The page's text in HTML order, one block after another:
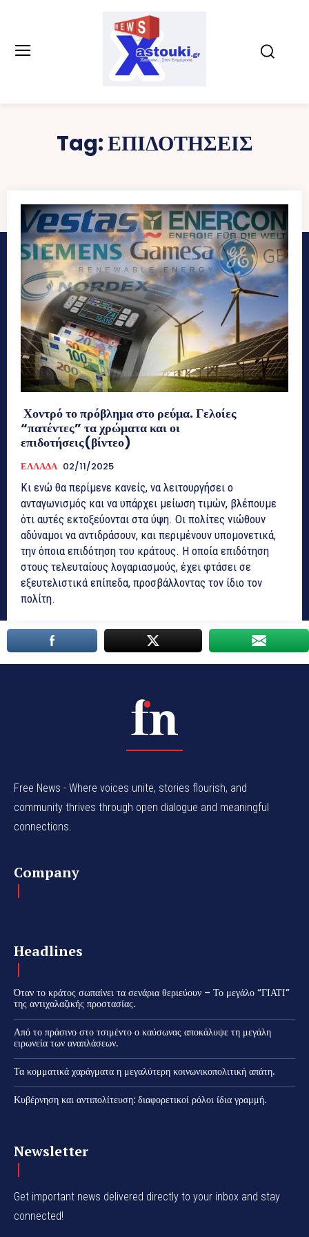
Tag:ΕΠΙΔΟΤΗΣΕΙΣ
Χοντρό το πρόβλημα στο ρεύμα. Γελοίες
“πατέντες” τα χρώματα και οι
επιδοτήσεις(βίντεο)
ΕΛΛΑΔΑ 02/11/2025
Κι ενώ θα περίμενε κανείς, να λειτουργήσει ο
ανταγωνισμός και να υπάρχει μείωση τιμών, βλέπουμε
ότι αυτές εκτοξεύονται στα ύψη. Οι πολίτες νιώθουν
αδύναμοι να αντιδράσουν, και περιμένουν υπομονετικά,
την όποια επιδότηση του κράτους. Η οποία επιδότηση
στους τελευταίους λογαριασμούς, έχει φτάσει σε
εξευτελιστικά επίπεδα, προσβάλλοντας τον ίδιο τον
πολίτη.
Free News - Where voices unite, stories flourish, and
community thrives through open dialogue and meaningful
connections.
Company
Headlines
Όταν το κράτος σωπαίνει τα σενάρια θεριεύουν – Το μεγάλο “ΓΙΑΤΙ”
της αντιχαλαζικής προστασίας.
Από το πράσινο στο τσιμέντο ο καύσωνας αποκάλυψε τη μεγάλη
ειρωνεία των αναπλάσεων.
Τα κομματικά χαράγματα η μεγαλύτερη κοινωνικοπολιτική απάτη.
Κυβέρνηση και αντιπολίτευση: διαφορετικοί ρόλοι ίδια γραμμή.
Newsletter
Get important news delivered directly to your inbox and stay
connected!